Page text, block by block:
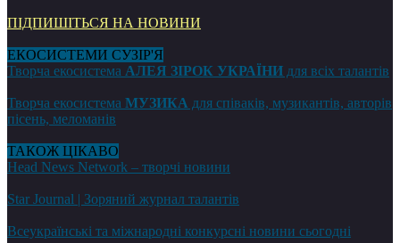
ПІДПИШІТЬСЯ НА НОВИНИ
ЕКОСИСТЕМИ СУЗІР'Я
Творча екосистема АЛЕЯ ЗІРОК УКРАЇНИ для всіх талантів
Творча екосистема МУЗИКА для співаків, музикантів, авторів
пісень, меломанів
ТАКОЖ ЦІКАВО
Head News Network – творчі новини
Star Journal | Зоряний журнал талантів
Всеукраїнські та міжнародні конкурсні новини сьогодні